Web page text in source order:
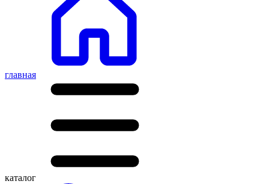
главная
каталог